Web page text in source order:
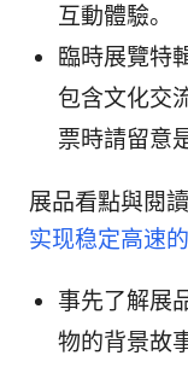
互動體驗。
臨時展覽特
包含文化交
票時請留意
展品看點與閱
实现稳定高速
事先了解展
物的背景故